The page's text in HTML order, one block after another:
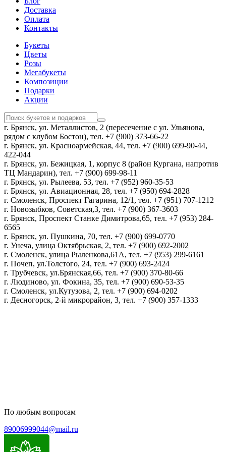
Доставка
Оплата
Контакты
Букеты
Цветы
Розы
Мегабукеты
Композиции
Подарки
Акции
г. Брянск, ул. Металлистов, 2 (пересечение с ул. Ульянова,
рядом с клубом Бостон), тел. +7 (900) 373-66-22
г. Брянск, ул. Красноармейская, 44, тел. +7 (900) 699-90-44,
422-044
г. Брянск, ул. Бежицкая, 1, корпус 8 (район Кургана, напротив
ТЦ Мандарин), тел. +7 (900) 699-98-11
г. Брянск, ул. Рылеева, 53, тел. +7 (952) 960-35-53
г. Брянск, ул. Авиационная, 28, тел. +7 (950) 694-2828
г. Смоленск, Проспект Гагарина, 12/1, тел. +7 (951) 707-1212
г. Новозыбков, Советская,3, тел. +7 (900) 367-3603
г. Брянск, Проспект Станке Димитрова,65, тел. +7 (953) 284-
6565
г. Брянск, ул. Пушкина, 70, тел. +7 (900) 699-0770
г. Унеча, улица Октябрьская, 2, тел. +7 (900) 692-2002
г. Смоленск, улица Рыленкова,61А, тел. +7 (953) 299-6161
г. Почеп, ул.Толстого, 24, тел. +7 (900) 693-2424
г. Трубчевск, ул.Брянская,66, тел. +7 (900) 370-80-66
г. Людиново, ул. Фокина, 35, тел. +7 (900) 690-53-35
г. Смоленск, ул.Кутузова, 2, тел. +7 (900) 694-0202
г. Десногорск, 2-й микрорайон, 3, тел. +7 (900) 357-1333
По любым вопросам
89006999044@mail.ru